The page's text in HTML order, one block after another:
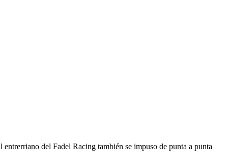
del Fadel Racing también se impuso de punta a punta